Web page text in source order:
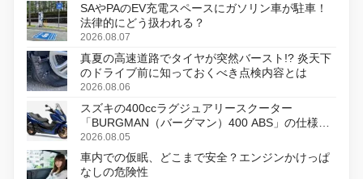
SAやPAのEV充電スペースにガソリン車が駐車！
法律的にどう扱われる？
2026.08.07
真夏の高速道路でタイヤが突然バースト!? 炎天下
のドライブ前に知っておくべき点検内容とは
2026.08.06
スズキの400ccラグジュアリースクーター
「BURGMAN（バーグマン）400 ABS」の仕様を
変更し、8月18日に発売
2026.08.05
車内での仮眠、どこまで安全？エンジンかけっぱ
なしの危険性